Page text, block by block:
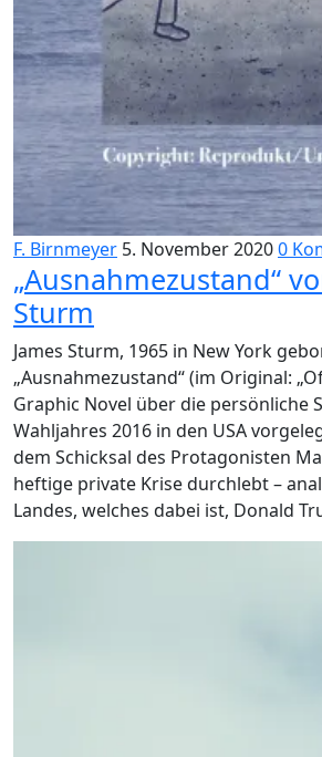
F. Birnmeyer 5. November 20200
„Ausnahmezustand“
Sturm
James Sturm, 1965 in New York
„Ausnahmezustand“ (im Original:
Graphic Novel über die persönliche
Wahljahres 2016 in den USA
dem Schicksal des Protagonisten
heftige private Krise durchlebt –
Landes, welches dabei ist, Donald